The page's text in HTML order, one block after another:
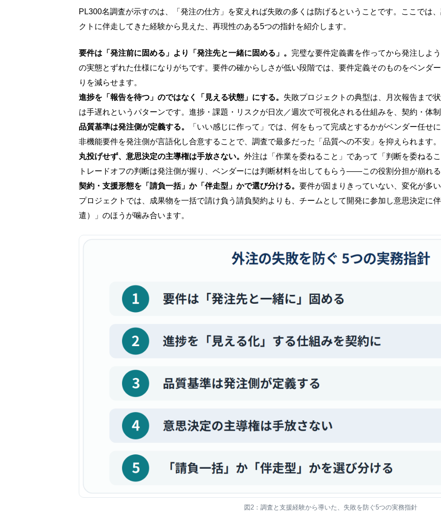
PL300名調査が示すのは、「発注の仕方」を変えれば失敗の多くは防げるということです。ここでは
クトに伴走してきた経験から見えた、再現性のある5つの指針を紹介します。
要件は「発注前に固める」より「発注先と一緒に固める」。 完璧な要件定義書を作ってから発注しよ
の実態とずれた仕様になりがちです。要件の確からしさが低い段階では、要件定義そのものをベンダ
りを減らせます。
進捗を「報告を待つ」のではなく「見える状態」にする。 失敗プロジェクトの典型は、月次報告まで
は手遅れというパターンです。進捗・課題・リスクが日次／週次で可視化される仕組みを、契約・体
品質基準は発注側が定義する。
「いい感じに作って」では、何をもって完成とするかがベンダー任せ
非機能要件を発注側が言語化し合意することで、調査で最多だった「品質への不安」を抑えられます。
丸投げせず、意思決定の主導権は手放さない。 外注は「作業を委ねること」であって「判断を委ねる
トレードオフの判断は発注側が握り、ベンダーには判断材料を出してもらう——この役割分担が崩れ
契約・支援形態を「請負一括」か「伴走型」かで選び分ける。 要件が固まりきっていない、変化が
プロジェクトでは、成果物を一括で請け負う請負契約よりも、チームとして開発に参加し意思決定に
遣）」のほうが噛み合います。
図2：調査と支援経験から導いた、失敗を防ぐ5つの実務指針